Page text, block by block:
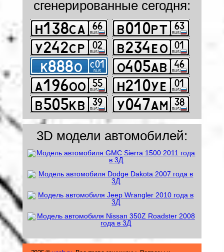
сгенерированные сегодня:
3D модели автомобилей: